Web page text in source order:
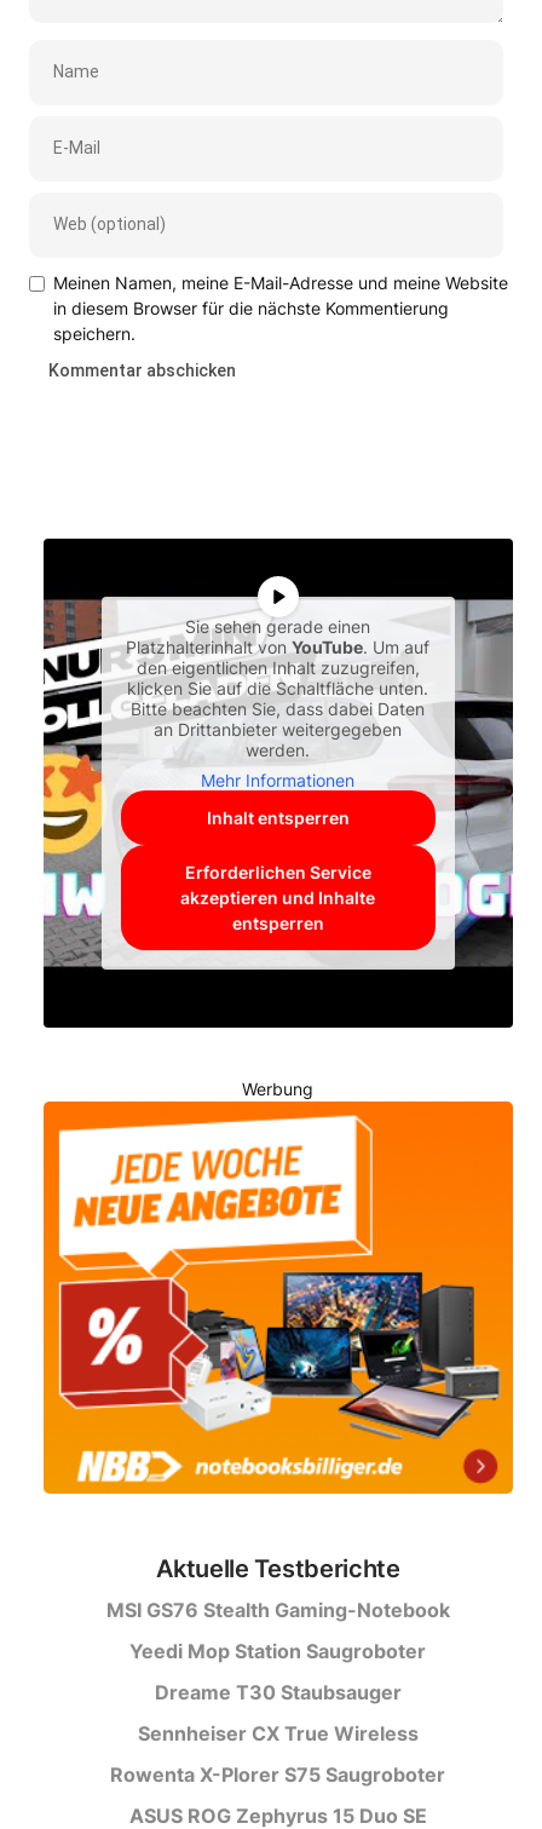
Meinen Namen, meine E-Mail-Adresse und meine Website
in diesem Browser für die nächste Kommentierung
speichern.
Sie sehen gerade einen
Platzhalterinhalt vonYouTube. Um auf
den eigentlichen Inhalt zuzugreifen,
klicken Sie auf die Schaltfläche unten.
Bitte beachten Sie, dass dabei Daten
an Drittanbieter weitergegeben
werden.
Mehr Informationen
Inhalt entsperren
Erforderlichen Service
akzeptieren und Inhalte
entsperren
Werbung
Aktuelle Testberichte
MSI GS76 Stealth Gaming-Notebook
Yeedi Mop Station Saugroboter
Dreame T30 Staubsauger
Sennheiser CX True Wireless
Rowenta X-Plorer S75 Saugroboter
ASUS ROG Zephyrus 15 Duo SE